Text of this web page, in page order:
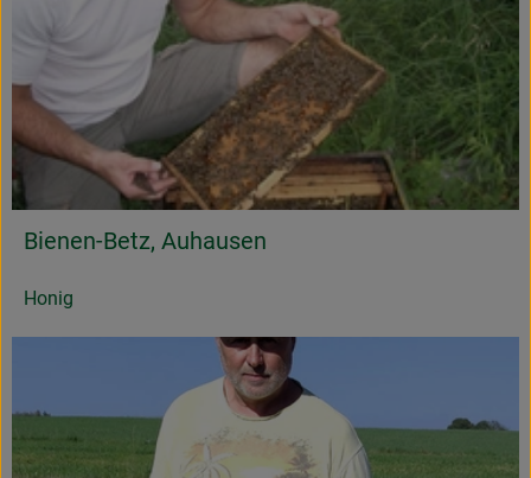
Geschäftskunden
Bienen-Betz, Auhausen
Honig